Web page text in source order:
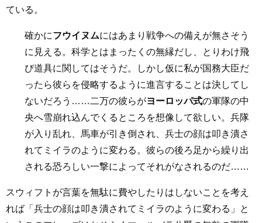
ている。
確かにフウイヌムにはあまり戦争への備えが無さそう
に見える。科学とはまったくの無縁だし、とりわけ飛
び道具に関してはそうだ。しかし仮に私が国務大臣だ
ったら彼らを侵略するように進言することは決してし
ないだろう……二万の彼らがヨーロッパ式の軍隊の中
央へ雪崩れ込んでくるところを想像して欲しい。兵隊
が入り乱れ、馬車が引き倒され、兵士の顔は叩き潰さ
れてミイラのように変わる。彼らの後ろ足から繰り出
される恐ろしい一撃によってそれがなされるのだ……
スウィフトが言葉を無駄に費やしたりはしないことを考え
れば「兵士の顔は叩き潰されてミイラのように変わる」と